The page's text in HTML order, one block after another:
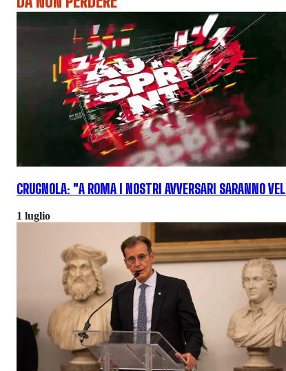
CRUGNOLA: "A ROMA I NOSTRI AVVERSARI SARANNO
1 luglio